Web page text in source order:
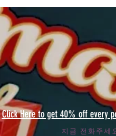
Click Here to get 40% off every
지금 전화주세